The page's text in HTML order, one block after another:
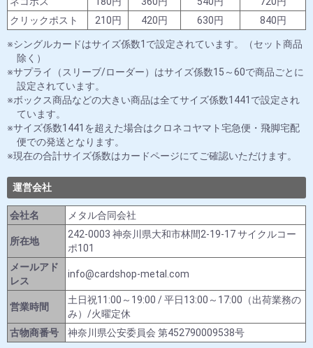
クリックポスト
210円 420円 630円 840円
シングルカードはサイズ係数1で設定されています。（セット商品
除く）
サプライ（スリーブ/ローダー）はサイズ係数15～60で商品ごとに
設定されています。
ボックス商品などの大きい商品は全てサイズ係数1441で設定され
ています。
サイズ係数1441を超えた場合はクロネコヤマト宅急便・飛脚宅配
便での発送となります。
現在の合計サイズ係数はカードページにてご確認いただけます。
運営会社
会社名 メタル合同会社
所在地
242-0003 神奈川県大和市林間2-19-17 サイクルコー
ポ101
メールアド
レス
info@cardshop-metal.com
営業時間
土日祝11:00～19:00 / 平日13:00～17:00（出荷業務の
み）/火曜定休
古物商番号
神奈川県公安委員会 第452790009538号